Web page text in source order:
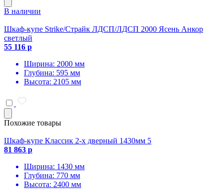
В наличии
Шкаф-купе Strike/Страйк ЛДСП/ЛДСП 2000 Ясень Анкор
светлый
55 116 р
Ширина: 2000 мм
Глубина: 595 мм
Высота: 2105 мм
Похожие товары
Шкаф-купе Классик 2-х дверный 1430мм 5
81 863 р
Ширина: 1430 мм
Глубина: 770 мм
Высота: 2400 мм